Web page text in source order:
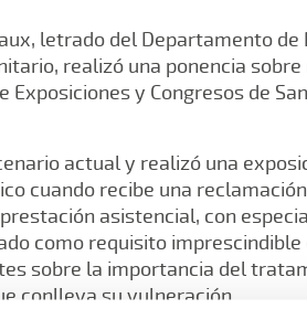
letrado del Departamento de
realizó una ponencia
Exposiciones y Congresos de
actual y realizó una
cuando recibe una
asistencial, con
como requisito
sobre la importancia del
conlleva su vulneración.